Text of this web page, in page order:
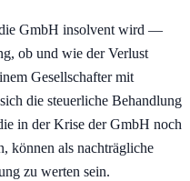
GmbH insolvent wird —
ob und wie der Verlust
Gesellschafter mit
die steuerliche Behandlung
in der Krise der GmbH noch
können als nachträgliche
zu werten sein.